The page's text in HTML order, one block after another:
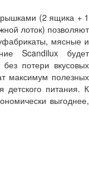
(2 ящика + 1
лоток) позволяют
мясные и
Scandilux будет
потери вкусовых
максимум полезных
детского питания. К
выгоднее,